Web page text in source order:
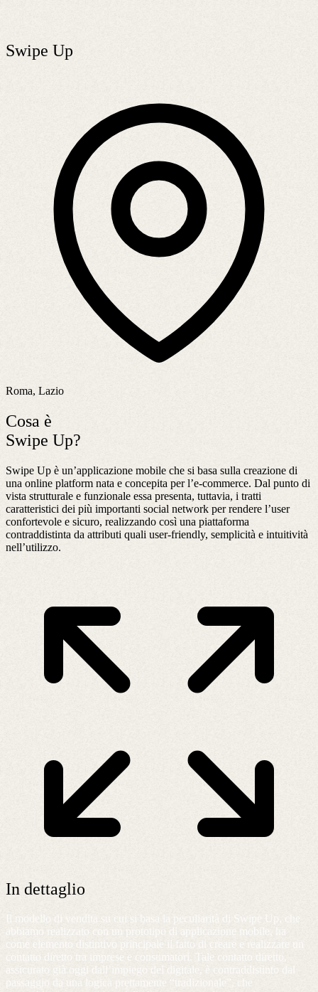
Swipe Up
Roma, Lazio
Cosa è
Swipe Up?
Swipe Up è un’applicazione mobile che si basa sulla creazione di
una online platform nata e concepita per l’e-commerce. Dal punto di
vista strutturale e funzionale essa presenta, tuttavia, i tratti
caratteristici dei più importanti social network per rendere l’user
confortevole e sicuro, realizzando così una piattaforma
contraddistinta da attributi quali user-friendly, semplicità e intuitività
nell’utilizzo.
In dettaglio
Il modello di vendita su cui si basa la peculiarità di Swipe Up, che
abbiamo realizzato con un prototipo di applicazione mobile, ha
come elemento distintivo principale il fatto di creare e realizzare un
contatto diretto tra imprese e consumatori. Tale contatto diretto,
assicurato già oggi dall’impiego del digitale, è contraddistinto dal
passaggio da una logica prettamente “tradizionale”, che